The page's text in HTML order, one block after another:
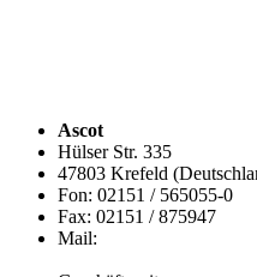
Ascot
Hülser Str. 335
47803 Krefeld
Fon: 02151 / 565055-0
Fax: 02151 / 875947
Mail: